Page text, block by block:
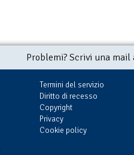
Problemi? Scrivi una
Termini del servizio
Diritto di recesso
Copyright
Privacy
Cookie policy